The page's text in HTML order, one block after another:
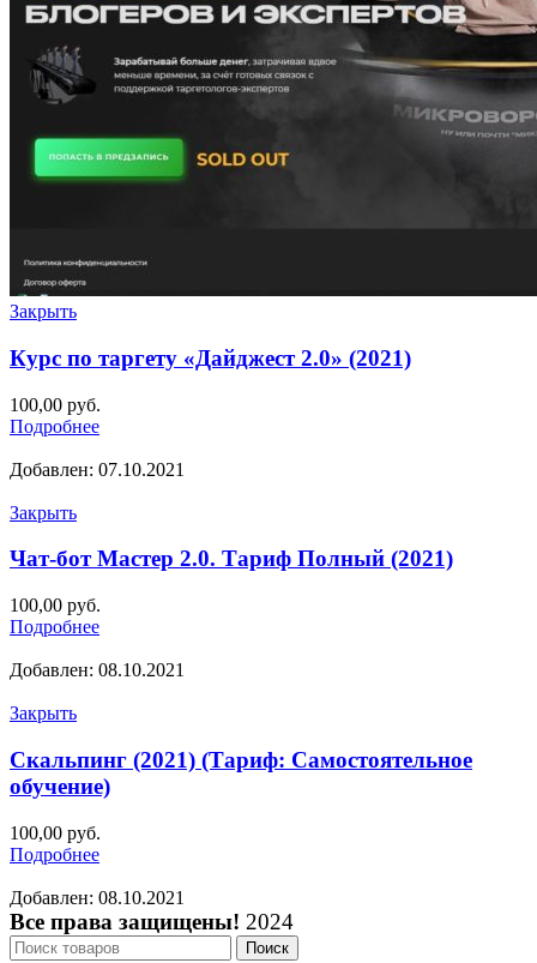
Закрыть
Курс по таргету «Дайджест 2.0» (2021)
100,00 руб.
Подробнее
Добавлен: 07.10.2021
Закрыть
Чат-бот Мастер 2.0. Тариф Полный (2021)
100,00 руб.
Подробнее
Добавлен: 08.10.2021
Закрыть
Скальпинг (2021) (Тариф: Самостоятельное
обучение)
100,00 руб.
Подробнее
Добавлен: 08.10.2021
Все права защищены! 2024
Поиск